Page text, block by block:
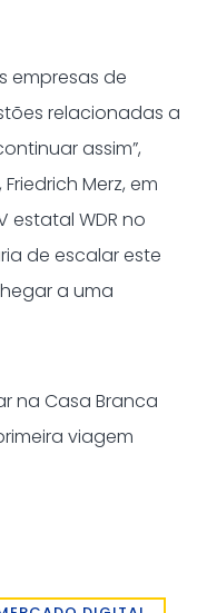
empresas de
relacionadas a
assim”,
Merz, em
estatal WDR no
de escalar este
a uma
na Casa Branca
viagem